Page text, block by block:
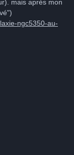
mais après mon
ngc5350-au-